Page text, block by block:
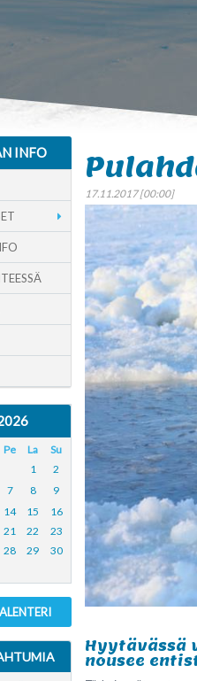
17.11.2017 [00:00]
Hyytävässä
nousee
INFO
Pe La
Su
1
2
7 8
9
14 15
16
21 22
23
28 29
30